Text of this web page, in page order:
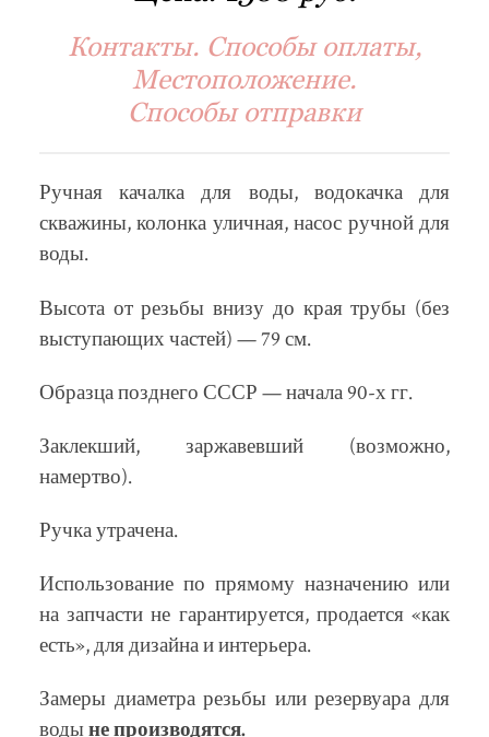
Контакты. Способы оплаты,
Местоположение.
Способы отправки
Ручная качалка для воды, водокачка для
скважины, колонка уличная, насос ручной для
воды.
Высота от резьбы внизу до края трубы (без
выступающих частей) — 79 см.
Образца позднего СССР — начала 90-х гг.
Заклекший, заржавевший (возможно,
намертво).
Ручка утрачена.
Использование по прямому назначению или
на запчасти не гарантируется, продается «как
есть», для дизайна и интерьера.
Замеры диаметра резьбы или резервуара для
водыне производятся.